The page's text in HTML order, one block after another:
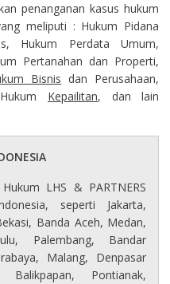
penanganan kasus hukum
meliputi : Hukum Pidana
Hukum Perdata Umum,
Pertanahan dan Properti,
Bisnis dan Perusahaan,
Kepailitan, dan lain
LHS & PARTNERS
seperti Jakarta,
Banda Aceh, Medan,
Palembang, Bandar
Malang, Denpasar
Pontianak,